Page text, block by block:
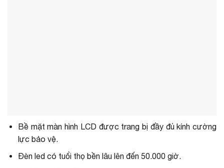
Bề mặt màn hình LCD được trang bị đầy đủ kính cường
lực bảo vệ.
Đèn led có tuổi thọ bền lâu lên đến 50.000 giờ.